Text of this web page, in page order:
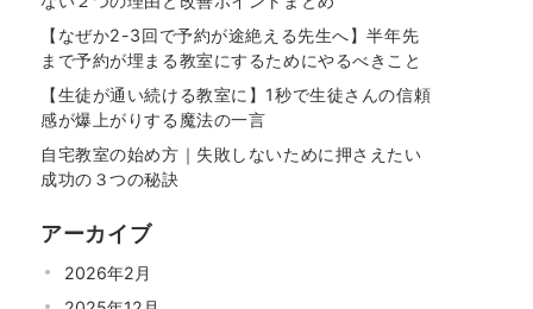
【なぜか2-3回で予約が途絶える先生へ】半年先
まで予約が埋まる教室にするためにやるべきこと
【生徒が通い続ける教室に】1秒で生徒さんの信頼
感が爆上がりする魔法の一言
自宅教室の始め方｜失敗しないために押さえたい
成功の３つの秘訣
アーカイブ
2026年2月